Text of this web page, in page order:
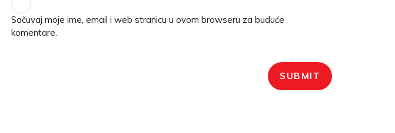
Sačuvaj moje ime, email i web stranicu u ovom browseru za buduće
komentare.